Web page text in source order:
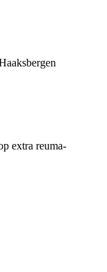
extra reuma-